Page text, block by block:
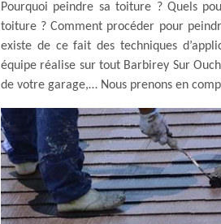
Pourquoi peindre sa toiture ? Quels
toiture ? Comment procéder pour
existe de ce fait des techniques
équipe réalise sur tout Barbirey Sur
de votre garage,… Nous prenons en